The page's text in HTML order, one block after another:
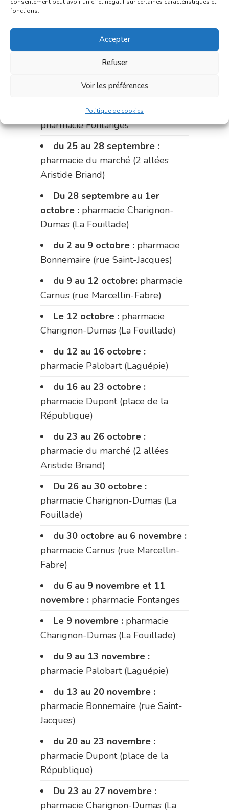
fonctions.
Accepter
Refuser
Voir les préférences
Politique de cookies
pharmacie Dupont (place de la
Le 14 septembre :
Charignon-Dumas (La Fouillade)
pharmacie Palobart (Laguépie)
du 18 au 25 septembre :
pharmacie Fontanges
du 25 au 28 septembre :
pharmacie du marché (2 allées
Aristide Briand)
Du 28 septembre au 1er
octobre : pharmacie Charignon-
Dumas (La Fouillade)
du 2 au 9 octobre : pharmacie
Bonnemaire (rue Saint-Jacques)
du 9 au 12 octobre: pharmacie
Carnus (rue Marcellin-Fabre)
Le 12 octobre : pharmacie
Charignon-Dumas (La Fouillade)
du 12 au 16 octobre :
pharmacie Palobart (Laguépie)
du 16 au 23 octobre :
pharmacie Dupont (place de la
République)
du 23 au 26 octobre :
pharmacie du marché (2 allées
Aristide Briand)
Du 26 au 30 octobre :
pharmacie Charignon-Dumas (La
Fouillade)
du 30 octobre au 6 novembre :
pharmacie Carnus (rue Marcellin-
Fabre)
du 6 au 9 novembre et 11
novembre : pharmacie Fontanges
Le 9 novembre : pharmacie
Charignon-Dumas (La Fouillade)
du 9 au 13 novembre :
pharmacie Palobart (Laguépie)
du 13 au 20 novembre :
pharmacie Bonnemaire (rue Saint-
Jacques)
du 20 au 23 novembre :
pharmacie Dupont (place de la
République)
Du 23 au 27 novembre :
pharmacie Charignon-Dumas (La